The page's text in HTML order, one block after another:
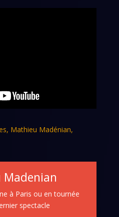
, Mathieu Madénian,
à Paris ou en tournée
spectacle